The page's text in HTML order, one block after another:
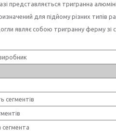
представляється тригранна
для підйому різних типів
являє собою тригранну ферму
сегментів